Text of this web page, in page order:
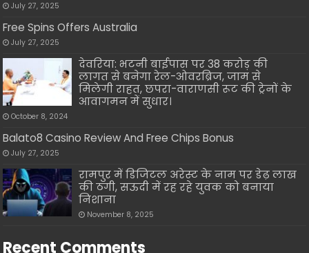
July 27, 2025
Free Spins Offers Australia
July 27, 2025
देवरिया: भटनी बाईपास पर 38 करोड़ की
लागत से बनेगा रेल-ओवरब्रिज, जाम से
मिलेगी राहत, छपरा-वाराणसी रूट की ट्रेनों के
आवागमन में सुधार।
October 8, 2024
Balato8 Casino Review And Free Chips Bonus
July 27, 2025
रामपुर में डिजिटल अरेस्ट के नाम पर डेढ़ लाख
की ठगी, सऊदी में रह रहे युवक को बनाया
निशाना
November 8, 2025
Recent Comments